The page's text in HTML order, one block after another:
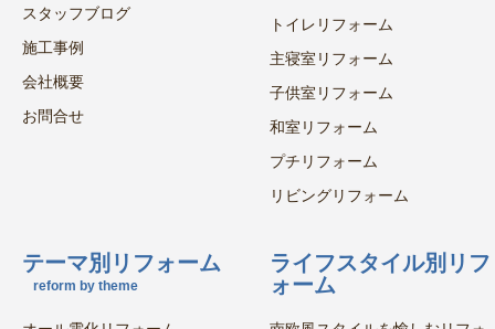
スタッフブログ
施工事例
会社概要
お問合せ
トイレリフォーム
主寝室リフォーム
子供室リフォーム
和室リフォーム
プチリフォーム
リビングリフォーム
テーマ別リフォーム
reform by theme
ライフスタイル別リフ
ォーム